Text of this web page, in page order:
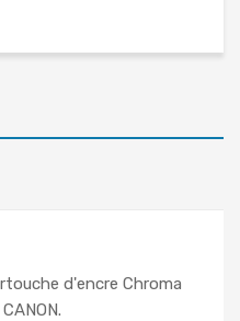
d'encre Chroma